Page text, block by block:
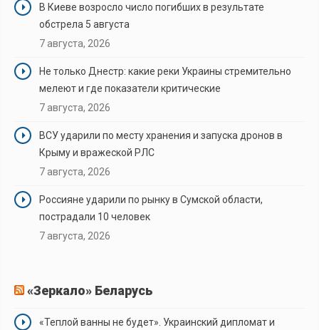
В Киеве возросло число погибших в результате
обстрела 5 августа
7 августа, 2026
Не только Днестр: какие реки Украины стремительно
мелеют и где показатели критические
7 августа, 2026
ВСУ ударили по месту хранения и запуска дронов в
Крыму и вражеской РЛС
7 августа, 2026
Россияне ударили по рынку в Сумской области,
пострадали 10 человек
7 августа, 2026
«Зеркало» Беларусь
«Теплой ванны не будет». Украинский дипломат и